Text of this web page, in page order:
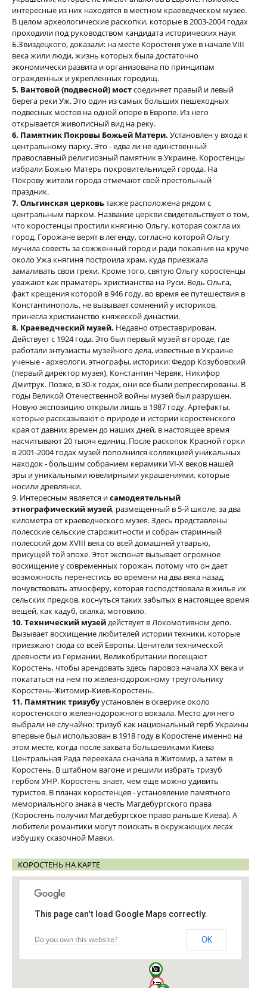
интересные из них находятся в местном краеведческом музее.
В целом археологические раскопки, которые в 2003-2004 годах
проходили под руководством кандидата исторических наук
Б.Звиздецкого, доказали: на месте Коростеня уже в начале VIII
века жили люди, жизнь которых была достаточно
экономически развита и организована по принципам
огражденных и укрепленных городищ.
5. Вантовой (подвесной) мостсоединяет правый и левый
берега реки Уж. Это один из самых больших пешеходных
подвесных мостов на одной опоре в Европе. Из него
открывается живописный вид на реку.
6. Памятник Покровы Божьей Матери. Установлен у входа к
центральному парку. Это - едва ли не единственный
православный религиозный памятник в Украине. Коростенцы
избрали Божью Матерь покровительницей города. На
Покрову жители города отмечают свой престольный
праздник.
7. Ольгинская церковьтакже расположена рядом с
центральным парком. Название церкви свидетельствует о том,
что коростенцы простили княгиню Ольгу, которая сожгла их
город. Горожане верят в легенду, согласно которой Ольгу
мучила совесть за сожженный город и ради покаяния на круче
около Ужа княгиня построила храм, куда приезжала
замаливать свои грехи. Кроме того, святую Ольгу коростенцы
уважают как праматерь христианства на Руси. Ведь Ольга,
факт крещения которой в 946 году, во время ее путешествия в
Константинополь, не вызывает сомнений у историков,
принесла христианство княжеской династии.
8. Краеведческий музей. Недавно отреставрирован.
Действует с 1924 года. Это был первый музей в городе, где
работали энтузиасты музейного дела, известные в Украине
ученые - археологи, этнографы, историки: Федор Козубовский
(первый директор музея), Константин Червяк, Никифор
Дмитрук. Позже, в 30-х годах, они все были репрессированы. В
годы Великой Отечественной войны музей был разрушен.
Новую экспозицию открыли лишь в 1987 году. Артефакты,
которые рассказывают о природе и истории коростенского
края от давних времен до наших дней, в настоящее время
насчитывают 20 тысяч единиц. После раскопок Красной горки
в 2001-2004 годах музей пополнился коллекцией уникальных
находок - большим собранием керамики VI-X веков нашей
эры и уникальными ювелирными украшениями, которые
носили древлянки.
9. Интересным является исамодеятельный
этнографический музей, размещенный в 5-й школе, за два
километра от краеведческого музея. Здесь представлены
полесские сельские старожитности и собран старинный
полесский дом XVIII века со всей домашней утварью,
присущей той эпохе. Этот экспонат вызывает огромное
восхищение у современных горожан, потому что он дает
возможность перенестись во времени на два века назад,
почувствовать атмосферу, которая господствовала в жилье их
сельских предков, коснуться таких забытых в настоящее время
вещей, как кадуб, скалка, мотовило.
10. Технический музейдействует в Локомотивном депо.
Вызывает восхищение любителей истории техники, которые
приезжают сюда со всей Европы. Ценители технической
древности из Германии, Великобритании посещают
Коростень, чтобы арендовать здесь паровоз начала ХХ века и
покататься на нем по железнодорожному треугольнику
Коростень-Житомир-Киев-Коростень.
11. Памятник тризубуустановлен в скверике около
коростенского железнодорожного вокзала. Место для него
выбрали не случайно: тризуб как национальный герб Украины
впервые был использован в 1918 году в Коростене именно на
этом месте, когда после захвата большевиками Киева
Центральная Рада переехала сначала в Житомир, а затем в
Коростень. В штабном вагоне и решили избрать тризуб
гербом УНР. Коростень знает, чем еще можно удивить
туристов. В планах коростенцев - установление памятного
мемориального знака в честь Магдебургского права
(Коростень получил Магдебургское право раньше Киева). А
любители романтики могут поискать в окружающих лесах
избушку сказочной Мавки.
КОРОСТЕНЬ НА КАРТЕ
This page can't load Google Maps correctly.
Do you own this website? OK